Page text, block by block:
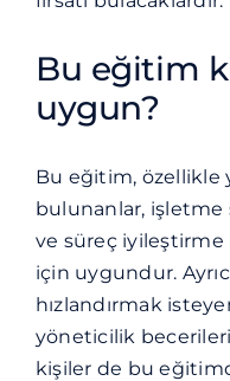
Bu eğitim
uygun?
Bu eğitim, özellikle
bulunanlar, işletme
ve süreç
için uygundur.
hızlandırmak
yöneticilik
kişiler de bu